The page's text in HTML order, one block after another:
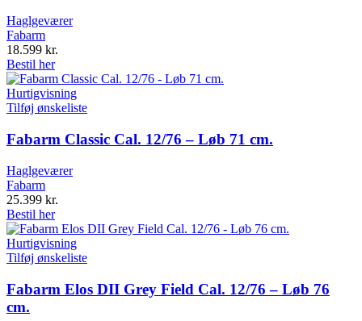
Haglgeværer
Fabarm
18.599 kr.
Bestil her
Hurtigvisning
Tilføj ønskeliste
Fabarm Classic Cal. 12/76 – Løb 71 cm.
Haglgeværer
Fabarm
25.399 kr.
Bestil her
Hurtigvisning
Tilføj ønskeliste
Fabarm Elos DII Grey Field Cal. 12/76 – Løb 76
cm.